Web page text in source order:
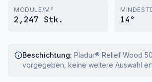
MODULE/M²
2,247 Stk. 14°
Beschichtung: Pladur® Relief Wood
vorgegeben, keine weitere Auswahl